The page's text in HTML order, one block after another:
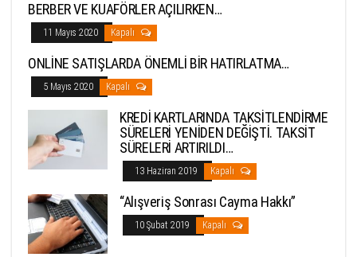
BERBER VE KUAFÖRLER AÇILIRKEN…
11 Mayıs 2020 Kapalı
ONLİNE SATIŞLARDA ÖNEMLİ BİR HATIRLATMA…
5 Mayıs 2020 Kapalı
KREDİ KARTLARINDA TAKSİTLENDİRME
SÜRELERİ YENİDEN DEĞİŞTİ. TAKSİT
SÜRELERİ ARTIRILDI…
13 Haziran 2019 Kapalı
“Alışveriş Sonrası Cayma Hakkı”
10 Şubat 2019 Kapalı